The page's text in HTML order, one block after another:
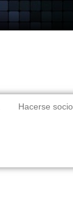
Hacerse socio